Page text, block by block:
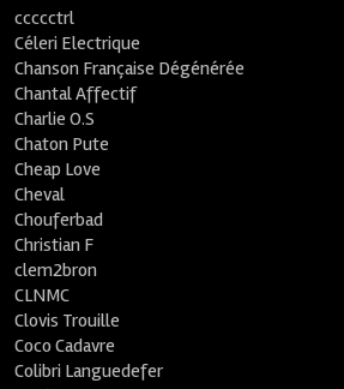
ccccctrl
Céleri Electrique
Chanson Française Dégénérée
Chantal Affectif
Charlie O.S
Chaton Pute
Cheap Love
Cheval
Chouferbad
Christian F
clem2bron
CLNMC
Clovis Trouille
Coco Cadavre
Colibri Languedefer